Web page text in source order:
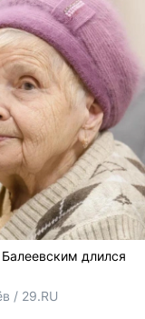
длился
/ 29.RU